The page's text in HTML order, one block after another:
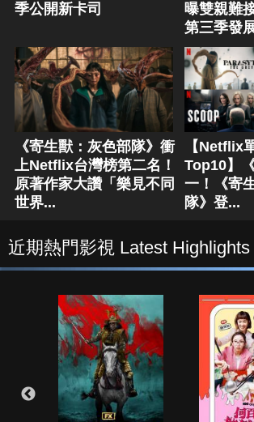
季公開新卡司
曝雙親難
第三季發
《寄生獸：灰色部隊》衝
上Netflix台灣榜第二名！
原著作家大讚「樂見不同
世界...
【Netflix
Top10】
一！《寄
隊》登...
近期熱門影視 Latest Highlights